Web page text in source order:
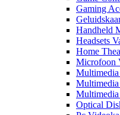
Gaming
Handheld
Headsets
Home
Microfoon
Multimedia
Optical